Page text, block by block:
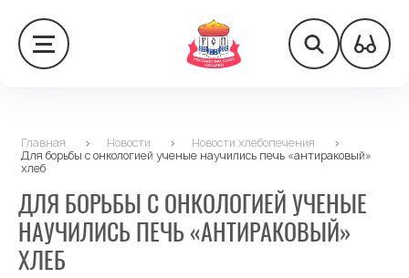
Главная > Новости > Новости хлебопечения
>
Для борьбы с онкологией ученые научились печь «антираковый»
хлеб
ДЛЯ БОРЬБЫ С ОНКОЛОГИЕЙ УЧЕНЫЕ
НАУЧИЛИСЬ ПЕЧЬ «АНТИРАКОВЫЙ»
ХЛЕБ